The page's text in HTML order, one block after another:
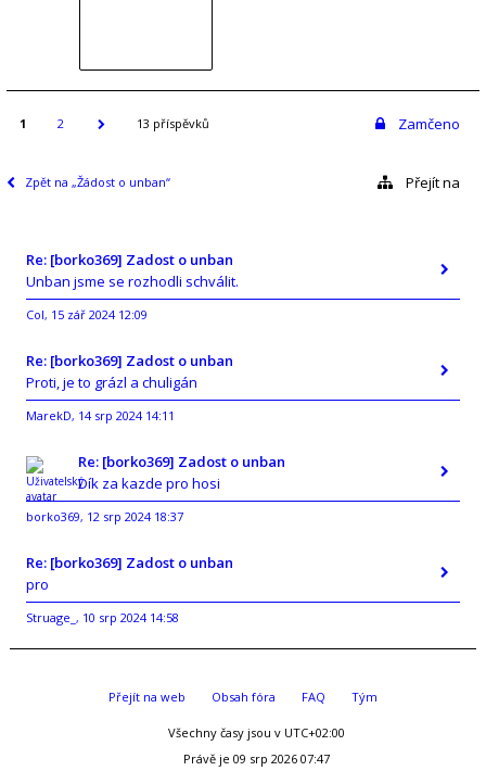
1 2 13 příspěvků Zamčeno
Zpět na „Žádost o unban“ Přejít na
Re: [borko369] Zadost o unban
Unban jsme se rozhodli schválit.
Col, 15 zář 2024 12:09
Re: [borko369] Zadost o unban
Proti, je to grázl a chuligán
MarekD, 14 srp 2024 14:11
Re: [borko369] Zadost o unban
Dík za kazde pro hosi
borko369, 12 srp 2024 18:37
Re: [borko369] Zadost o unban
pro
Struage_ , 10 srp 2024 14:58
Přejít na web Obsah fóra FAQ Tým
Všechny časy jsou v UTC+02:00
Právě je 09 srp 2026 07:47